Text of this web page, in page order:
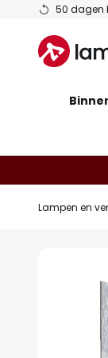
50 dagen
Ga
de
inhoud
Lampen en